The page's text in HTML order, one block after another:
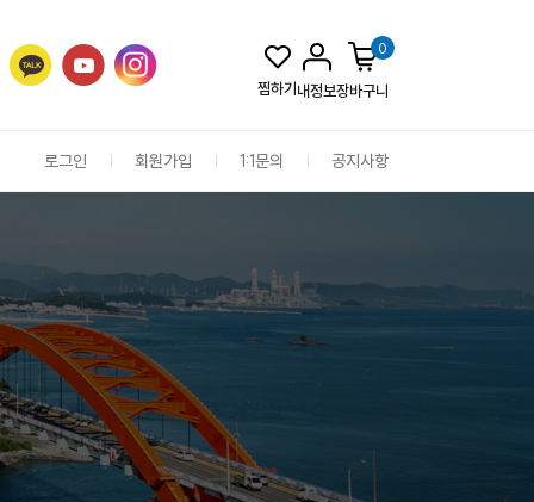
찜하기내정보
0
장바구니
로그인 회원가입 1:1문의 공지사항